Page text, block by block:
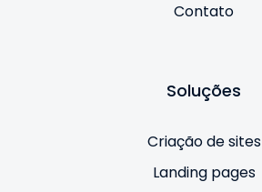
Contato
Soluções
Criação de sites
Landing pages